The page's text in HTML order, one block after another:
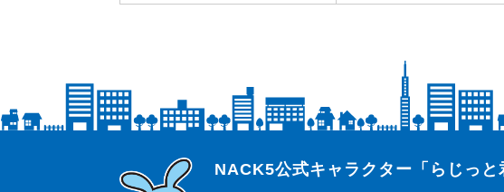
らじっと君
NACK5公式キャラクター「らじっと